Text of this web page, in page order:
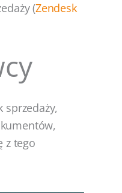
(Zendesk
sprzedaży,
z tego